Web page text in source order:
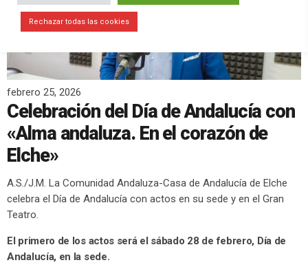
febrero 25, 2026
Celebración del Día de Andalucía con
«Alma andaluza. En el corazón de
Elche»
A.S./J.M. La Comunidad Andaluza-Casa de Andalucía de Elche
celebra el Día de Andalucía con actos en su sede y en el Gran
Teatro.
El primero de los actos será el sábado 28 de febrero, Día de
Andalucía, en la sede.
Rechazar todas las cookies